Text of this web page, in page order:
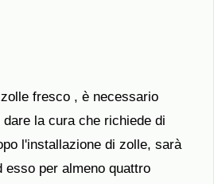
fresco , è necessario
la cura che richiede di
l'installazione di zolle, sarà
esso per almeno quattro